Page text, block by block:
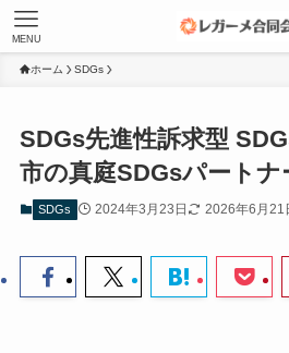
MENU
ホーム SDGs
SDGs先進性訴求型
市の真庭SDGsパートナ
SDGs 2024年3月23日 2026年6月21